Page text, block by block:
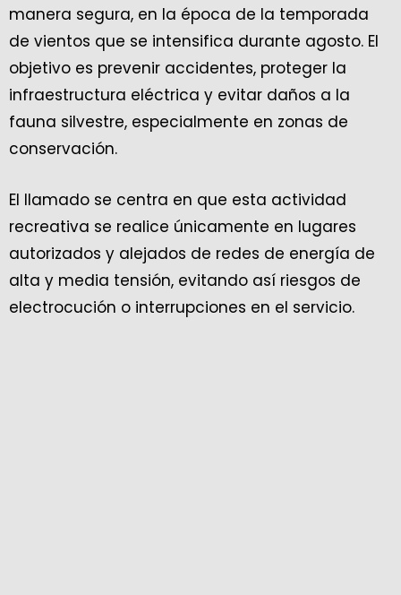
manera segura, en la época de la temporada
de vientos que se intensifica durante agosto. El
objetivo es prevenir accidentes, proteger la
infraestructura eléctrica y evitar daños a la
fauna silvestre, especialmente en zonas de
conservación.
El llamado se centra en que esta actividad
recreativa se realice únicamente en lugares
autorizados y alejados de redes de energía de
alta y media tensión, evitando así riesgos de
electrocución o interrupciones en el servicio.